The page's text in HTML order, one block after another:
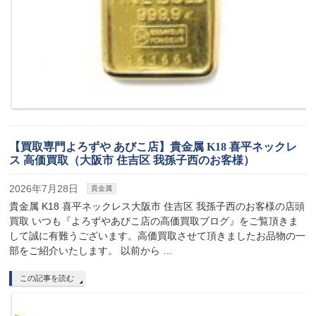
【買取専門よろずや あびこ店】貴金属 K18 喜平ネックレ
ス 高価買取（大阪市 住吉区 我孫子西のお客様）
2026年7月28日 貴金属
貴金属 K18 喜平ネックレス大阪市 住吉区 我孫子西のお客様の店頭
買取 いつも『よろずやあびこ店の高価買取ブログ』をご覧頂きま
して誠に有難うございます。高価買取させて頂きましたお品物の一
部をご紹介いたします。 以前から …
この記事を読む